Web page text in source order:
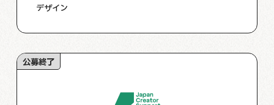
デザイン
公募終了